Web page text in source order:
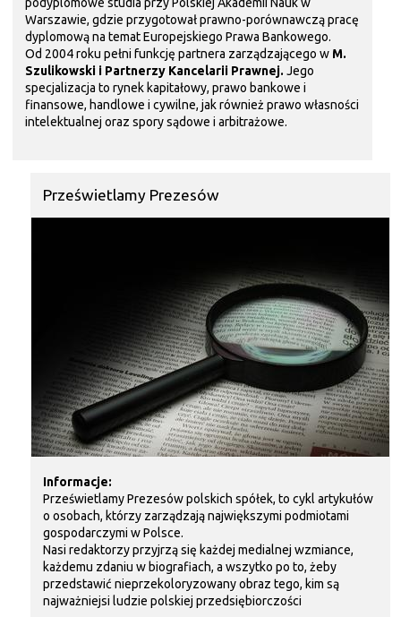
Warszawie, gdzie przygotował prawno-porównawczą pracę
dyplomową na temat Europejskiego Prawa Bankowego.
Od 2004 roku pełni funkcję partnera zarządzającego w M.
Szulikowski i Partnerzy Kancelarii Prawnej. Jego
specjalizacja to rynek kapitałowy, prawo bankowe i
finansowe, handlowe i cywilne, jak również prawo własności
intelektualnej oraz spory sądowe i arbitrażowe.
Prześwietlamy Prezesów
Informacje:
Prześwietlamy Prezesów polskich spółek, to cykl artykułów
o osobach, którzy zarządzają największymi podmiotami
gospodarczymi w Polsce.
Nasi redaktorzy przyjrzą się każdej medialnej wzmiance,
każdemu zdaniu w biografiach, a wszytko po to, żeby
przedstawić nieprzekoloryzowany obraz tego, kim są
najważniejsi ludzie polskiej przedsiębiorczości